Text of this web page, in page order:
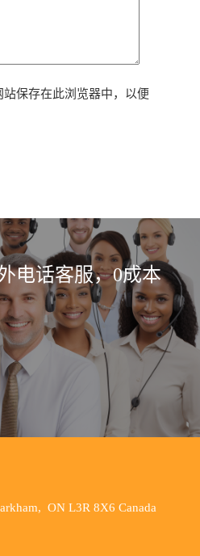
保存在此浏览器中，以便
电话客服，0成本
ON L3R 8X6 Canada